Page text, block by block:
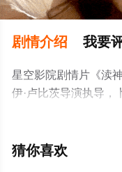
剧情介绍 我要
星空影院剧情片《渎
伊·卢比茨导演执导，
雅
吉沃·特
猜你喜欢